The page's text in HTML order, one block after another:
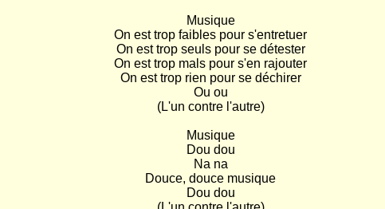
Musique
On est trop faibles pour s'entretuer
On est trop seuls pour se détester
On est trop mals pour s'en rajouter
On est trop rien pour se déchirer
Ou ou
(L'un contre l'autre)
Musique
Dou dou
Na na
Douce, douce musique
Dou dou